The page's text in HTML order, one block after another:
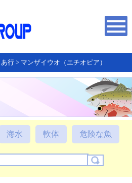
あ行 > マンザイウオ（エチオピア）
海水 軟体 危険な魚